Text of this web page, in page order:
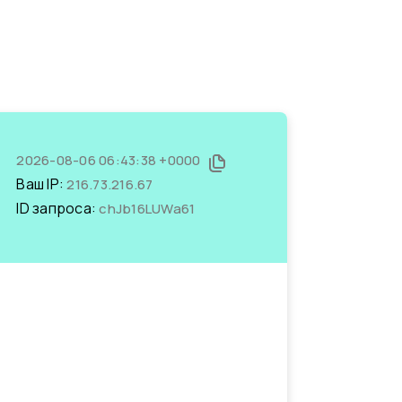
2026-08-06 06:43:38 +0000
Ваш IP:216.73.216.67
ID запроса:chJb16LUWa61